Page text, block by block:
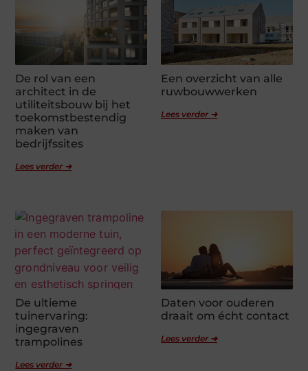
De rol van een
architect in de
utiliteitsbouw bij het
toekomstbestendig
maken van
bedrijfssites
Lees verder ➜
Een overzicht van alle
ruwbouwwerken
Lees verder ➜
De ultieme
tuinervaring:
ingegraven
trampolines
Lees verder ➜
Daten voor ouderen
draait om écht contact
Lees verder ➜